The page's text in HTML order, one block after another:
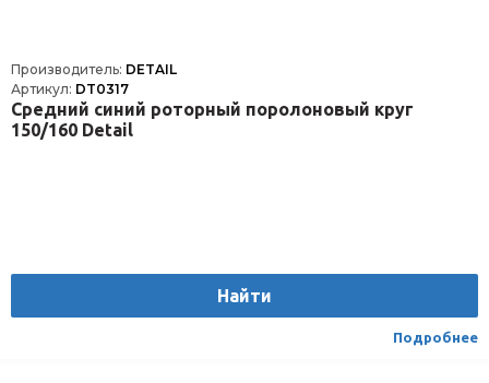
Производитель: DETAIL
Артикул: DT0317
Средний синий роторный поролоновый круг
150/160 Detail
Найти
Подробнее